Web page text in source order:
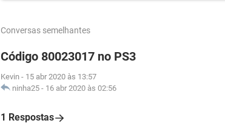
Conversas semelhantes
Código 80023017 no PS3
Kevin - 15 abr 2020 às 13:57
ninha25 - 16 abr 2020 às 02:56
1 Respostas